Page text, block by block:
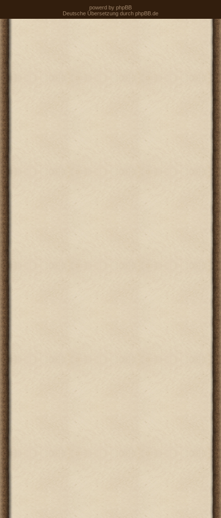
powerd by phpBB
Deutsche Übersetzung durch phpBB.de